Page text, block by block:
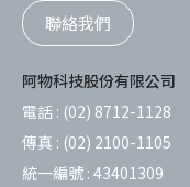
聯絡我們
阿物科技股份有限公司
電話 : (02) 8712-1128
傳真 : (02) 2100-1105
統一編號 : 43401309